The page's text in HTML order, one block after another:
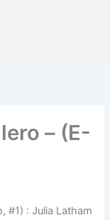
– (E-
#1) : Julia Latham